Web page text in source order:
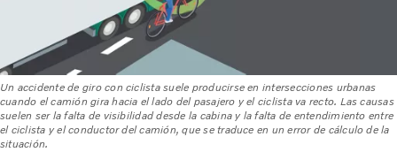
Un accidente de giro con ciclista suele producirse en intersecciones urbanas
cuando el camión gira hacia el lado del pasajero y el ciclista va recto. Las causas
suelen ser la falta de visibilidad desde la cabina y la falta de entendimiento entre
el ciclista y el conductor del camión, que se traduce en un error de cálculo de la
situación.